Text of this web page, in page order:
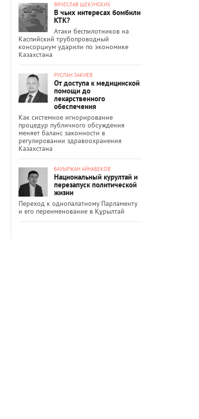
ВЯЧЕСЛАВ ЩЕКУНСКИХ
В чьих интересах бомбили
КТК?
Атаки беспилотников на
Каспийский трубопроводный
консорциум ударили по экономике
Казахстана
РУСЛАН ЗАКИЕВ
От доступа к медицинской
помощи до
лекарственного
обеспечения
Как системное игнорирование
процедур публичного обсуждения
меняет баланс законности в
регулировании здравоохранения
Казахстана
БАУЫРЖАН АЙНАБЕКОВ
Национальный курултай и
перезапуск политической
жизни
Переход к однопалатному Парламенту
и его переименование в Құрылтай